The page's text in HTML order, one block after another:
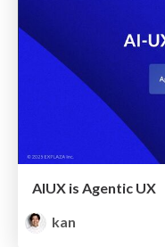
AIUX is Agentic UX
kan